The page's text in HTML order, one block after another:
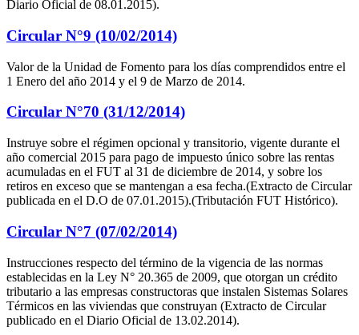
Diario Oficial de 08.01.2015).
Circular N°9 (10/02/2014)
Valor de la Unidad de Fomento para los días comprendidos entre el
1 Enero del año 2014 y el 9 de Marzo de 2014.
Circular N°70 (31/12/2014)
Instruye sobre el régimen opcional y transitorio, vigente durante el
año comercial 2015 para pago de impuesto único sobre las rentas
acumuladas en el FUT al 31 de diciembre de 2014, y sobre los
retiros en exceso que se mantengan a esa fecha.(Extracto de Circular
publicada en el D.O de 07.01.2015).(Tributación FUT Histórico).
Circular N°7 (07/02/2014)
Instrucciones respecto del término de la vigencia de las normas
establecidas en la Ley N° 20.365 de 2009, que otorgan un crédito
tributario a las empresas constructoras que instalen Sistemas Solares
Térmicos en las viviendas que construyan (Extracto de Circular
publicado en el Diario Oficial de 13.02.2014).